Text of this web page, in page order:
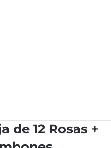
de 12 Rosas +